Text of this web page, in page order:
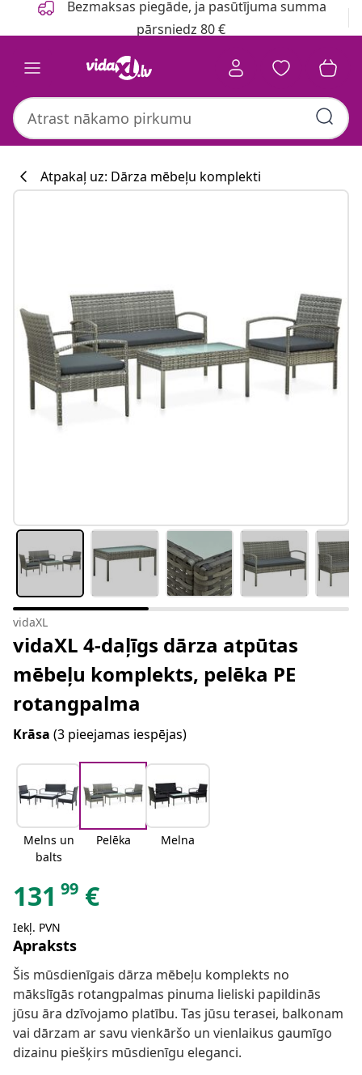
Bezmaksas piegāde, ja pasūtījuma summa
pārsniedz 80 €
Atpakaļ uz: Dārza mēbeļu komplekti
vidaXL
vidaXL 4-daļīgs dārza atpūtas
mēbeļu komplekts, pelēka PE
rotangpalma
Krāsa (3 pieejamas iespējas)
Melns un
balts
Pelēka Melna
131 99 €
Iekļ. PVN
Apraksts
Šis mūsdienīgais dārza mēbeļu komplekts no
mākslīgās rotangpalmas pinuma lieliski papildinās
jūsu āra dzīvojamo platību. Tas jūsu terasei, balkonam
vai dārzam ar savu vienkāršo un vienlaikus gaumīgo
dizainu piešķirs mūsdienīgu eleganci.